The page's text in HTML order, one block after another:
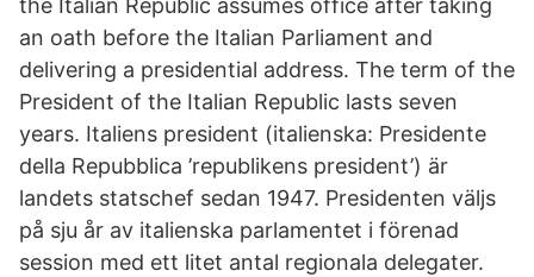
the Italian Republic assumes office after taking
an oath before the Italian Parliament and
delivering a presidential address. The term of the
President of the Italian Republic lasts seven
years. Italiens president (italienska: Presidente
della Repubblica ’republikens president’) är
landets statschef sedan 1947. Presidenten väljs
på sju år av italienska parlamentet i förenad
session med ett litet antal regionala delegater.